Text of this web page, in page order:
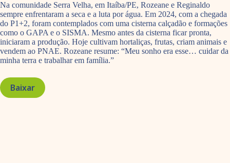
Na comunidade Serra Velha, em Itaíba/PE, Rozeane e Reginaldo
sempre enfrentaram a seca e a luta por água. Em 2024, com a chegada
do P1+2, foram contemplados com uma cisterna calçadão e formações
como o GAPA e o SISMA. Mesmo antes da cisterna ficar pronta,
iniciaram a produção. Hoje cultivam hortaliças, frutas, criam animais e
vendem ao PNAE. Rozeane resume: “Meu sonho era esse… cuidar da
minha terra e trabalhar em família.”
Baixar